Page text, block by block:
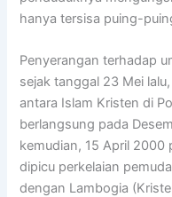
hanya tersisa puing-
Penyerangan terhadap
sejak tanggal 23 Mei
antara Islam Kristen di
berlangsung pada
kemudian, 15 April 2000
dipicu perkelaian
dengan Lambogia